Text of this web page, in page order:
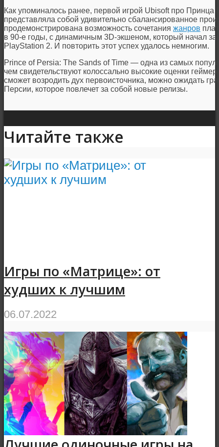
Как упоминалось ранее, первой игрой Ubisoft про Принца
представляла собой удивительно сбалансированное
продемонстрирована возможность сочетания жанров
в 90-е годы, с динамичным 3D-экшеном, который начал
PlayStation 2. И повторить этот успех удалось немногим.
Prince of Persia: The Sands of Time — одна из самых
чем свидетельствуют колоссально высокие оценки
сможет возродить дух первоисточника, можно ожидать
Персии, которое повлечет за собой новые релизы.
Читайте также
Игры по «Матрице»: от
худших к лучшим
06.07.2022